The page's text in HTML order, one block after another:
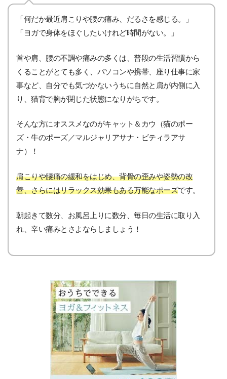
「何だか最近肩こりや腰の痛み、だるさを感じる。」
「ヨガで身体をほぐしたいけれど時間がない。」
首や肩、腰の不調や痛みの多くは、普段の生活習慣から
くることがとても多く、パソコンや携帯、座り仕事に家
事など、自分でも気づかないうちに自然と肩が内側に入
り、猫背で胸が閉じた状態になりがちです。
そんな方にオススメなのがキャット＆カウ（猫のポー
ズ・牛のポーズ／マルジャリアサナ・ビティラアサ
ナ）！
肩こりや腰痛の緩和をはじめ、背骨の歪みや姿勢の改
善、さらにはリラックス効果もある万能なポーズです。
朝起きて数分、お風呂上りに数分、毎日の生活に取り入
れ、辛い痛みとさよならしましょう！